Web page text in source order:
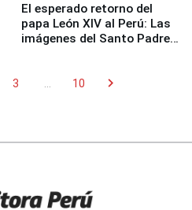
El esperado retorno del
papa León XIV al Perú: Las
imágenes del Santo Padre
3 10 chevron_right